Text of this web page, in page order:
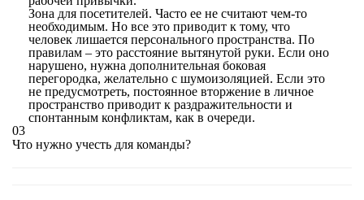
Зона для посетителей. Часто ее не считают чем-то
необходимым. Но все это приводит к тому, что
человек лишается персонального пространства. По
правилам – это расстояние вытянутой руки. Если оно
нарушено, нужна дополнительная боковая
перегородка, желательно с шумоизоляцией. Если это
не предусмотреть, постоянное вторжение в личное
пространство приводит к раздражительности и
спонтанным конфликтам, как в очереди.
03
Что нужно учесть для команды?